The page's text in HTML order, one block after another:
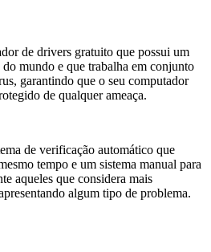
de drivers gratuito que possui um
mundo e que trabalha em conjunto
garantindo que o seu computador
de qualquer ameaça.
de verificação automático que
tempo e um sistema manual para
aqueles que considera mais
algum tipo de problema.